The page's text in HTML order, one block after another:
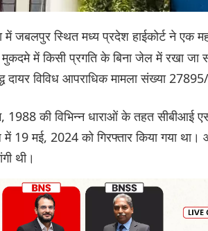
में जबलपुर स्थित मध्य प्रदेश हाईकोर्ट ने एक
में किसी प्रगति के बिना जेल में रखा जा
दायर विविध आपराधिक मामला संख्या
1988 की विभिन्न धाराओं के तहत सीबीआई
मई, 2024 को गिरफ्तार किया गया था।
थी।